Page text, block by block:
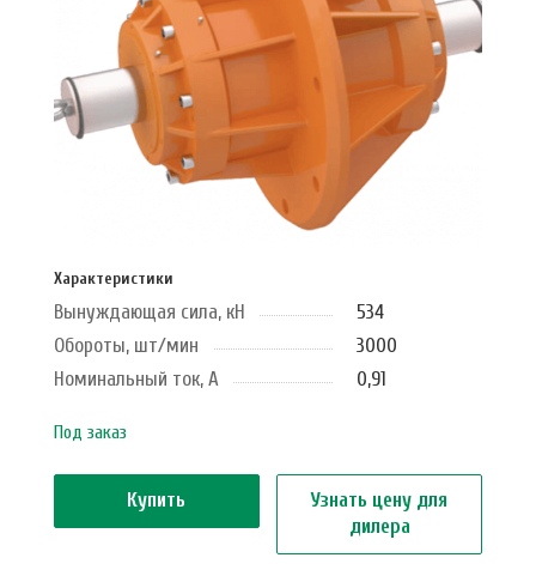
Характеристики
Вынуждающая сила, кН
534
Обороты, шт/мин
3000
Номинальный ток, А
0,91
Под заказ
Купить
Узнать цену для
дилера